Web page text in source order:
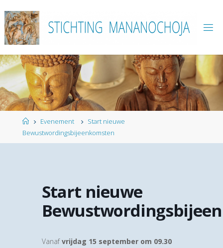
naar
de
inhoud
HomeEvenement
Start nieuwe
Bewustwordingsbijeenkomsten
Start nieuwe
Vanafvrijdag 15 september om 09.30